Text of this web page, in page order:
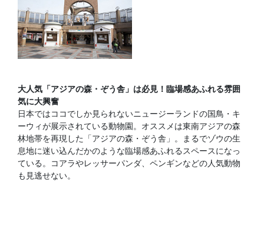
大人気「アジアの森・ぞう舎」は必見！臨場感あふれる雰囲
気に大興奮
日本ではココでしか見られないニュージーランドの国鳥・キ
ーウィが展示されている動物園。オススメは東南アジアの森
林地帯を再現した「アジアの森・ぞう舎」。まるでゾウの生
息地に迷い込んだかのような臨場感あふれるスペースになっ
ている。コアラやレッサーパンダ、ペンギンなどの人気動物
も見逃せない。